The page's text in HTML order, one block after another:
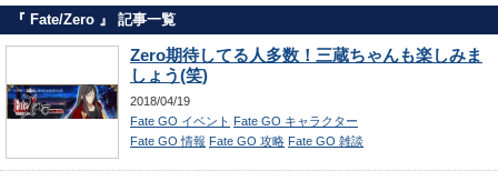
『 Fate/Zero 』 記事一覧
Zero期待してる人多数！三蔵ちゃんも楽しみま
しょう(笑)
2018/04/19
Fate GO イベント Fate GO キャラクター
Fate GO 情報 Fate GO 攻略 Fate GO 雑談